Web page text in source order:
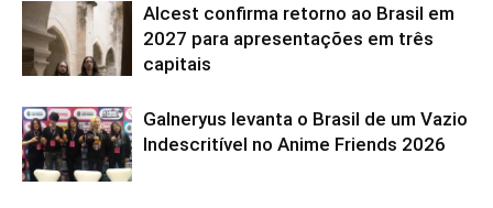
Alcest confirma retorno ao Brasil em
2027 para apresentações em três
capitais
Galneryus levanta o Brasil de um Vazio
Indescritível no Anime Friends 2026